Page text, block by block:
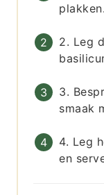
plakken.
2. Leg
3.
smaak
4. Leg
en